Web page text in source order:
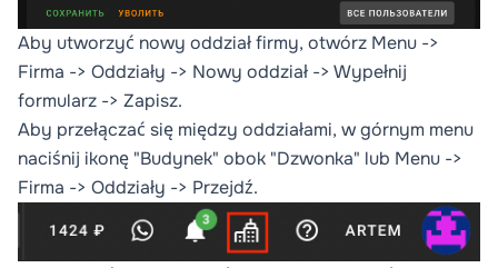
Aby utworzyć nowy oddział firmy, otwórz Menu ->
Firma -> Oddziały -> Nowy oddział -> Wypełnij
formularz -> Zapisz.
Aby przełączać się między oddziałami, w górnym menu
naciśnij ikonę "Budynek" obok "Dzwonka" lub Menu ->
Firma -> Oddziały -> Przejdź.